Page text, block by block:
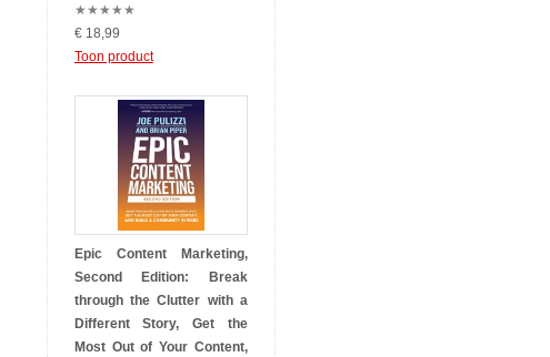
★★★★★
€ 18,99
Toon product
Epic Content Marketing,
Second Edition: Break
through the Clutter with a
Different Story, Get the
Most Out of Your Content,